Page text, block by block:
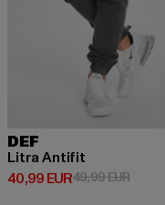
DEF
Litra Antifit
40,99 EUR
Derzeitiger Preis: 40,99
49,99 EUR